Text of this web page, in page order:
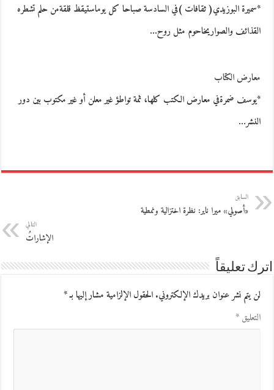
*سميرة البوزيدي( ثقافات )في السادسة صباحا كل يوماستيقظ قلقةمن حلم تشطره
القذائف والصواريخاحوم مثل روح…
معارض الكتاب
*يوسف ضمرةفي معارض الكتب كلها، ثمة تواطؤ غير معلن أو غير مكتوب بين دور
النشر…
السابق
«أصولي» ميرا ناير: نظرة اختزالية ونمطية
التالي
الإشاراتُ
اترك تعليقاً
لن يتم نشر عنوان بريدك الإلكتروني.الحقول الإلزامية مشار إليها بـ*
التعليق*